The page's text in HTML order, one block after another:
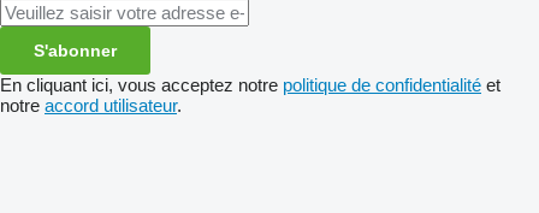
S'abonner
En cliquant ici, vous acceptez notre politique de confidentialité et
notre accord utilisateur.